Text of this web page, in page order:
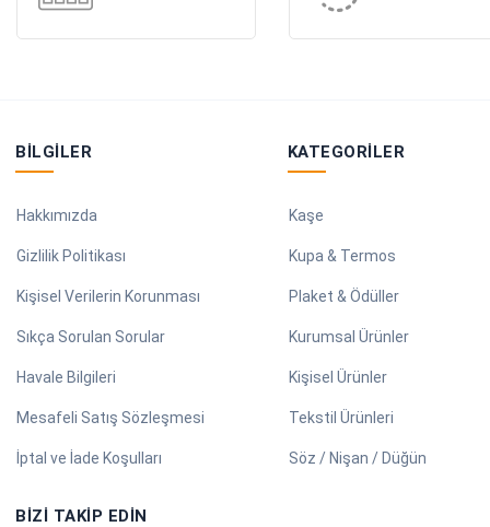
BILGILER
Hakkımızda
Gizlilik Politikası
Kişisel Verilerin Korunması
Sıkça Sorulan Sorular
Havale Bilgileri
Mesafeli Satış Sözleşmesi
İptal ve İade Koşulları
KATEGORILER
Kaşe
Kupa & Termos
Plaket & Ödüller
Kurumsal Ürünler
Kişisel Ürünler
Tekstil Ürünleri
Söz / Nişan / Düğün
BIZI TAKIP EDIN